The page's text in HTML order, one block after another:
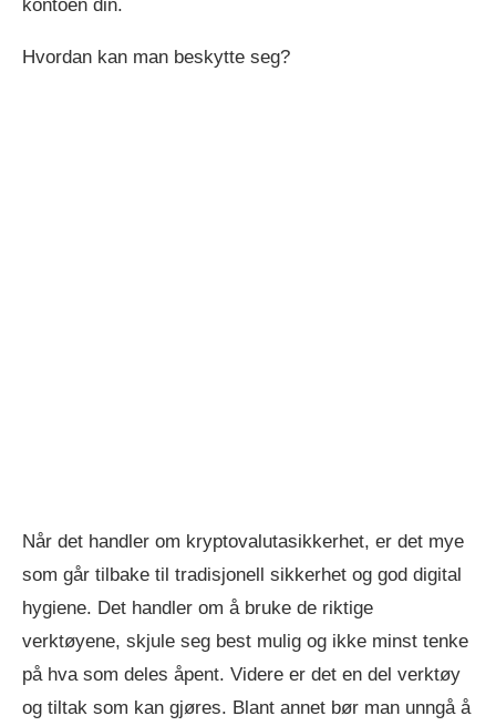
kontoen din.
Hvordan kan man beskytte seg?
Når det handler om kryptovalutasikkerhet, er det mye
som går tilbake til tradisjonell sikkerhet og god digital
hygiene. Det handler om å bruke de riktige
verktøyene, skjule seg best mulig og ikke minst tenke
på hva som deles åpent. Videre er det en del verktøy
og tiltak som kan gjøres. Blant annet bør man unngå å